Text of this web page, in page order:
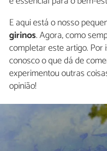
E aqui está o nosso
girinos. Agora, como
completar este artigo. Por
conosco o que dá de
experimentou outras
opinião!